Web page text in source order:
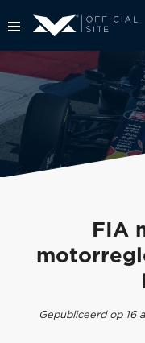
FIA
Gepubliceerd op 16